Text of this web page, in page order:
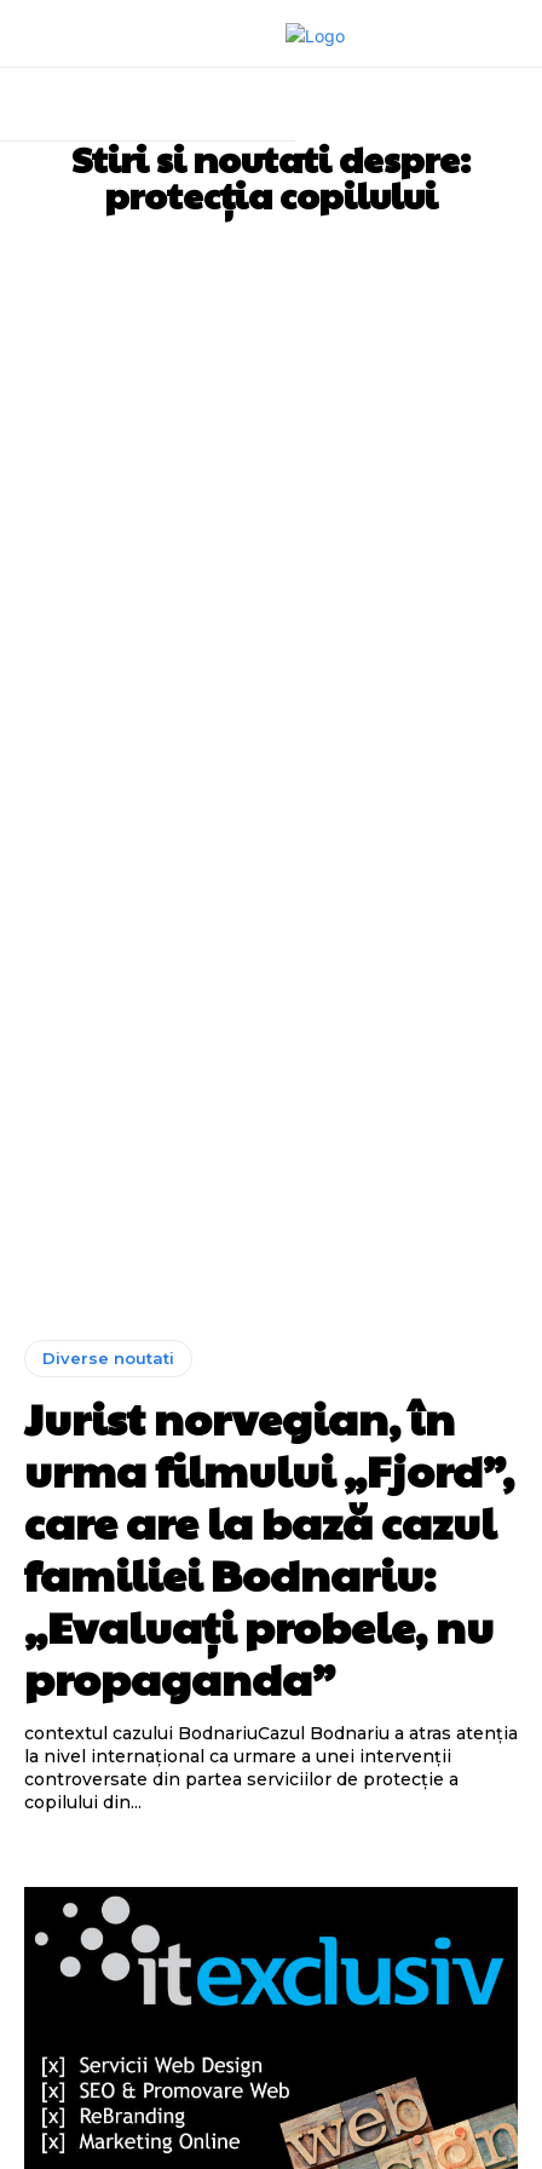
Stiri si noutati despre:
protecția copilului
Diverse noutati
Jurist norvegian, în
urma filmului „Fjord”,
care are la bază cazul
familiei Bodnariu:
„Evaluați probele, nu
propaganda”
contextul cazului BodnariuCazul Bodnariu a atras atenția
la nivel internațional ca urmare a unei intervenții
controversate din partea serviciilor de protecție a
copilului din...